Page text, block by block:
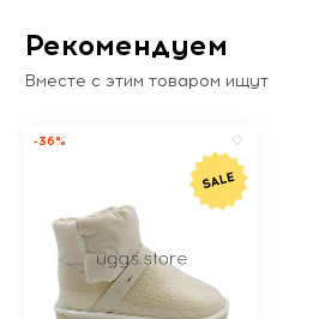
Рекомендуем
Вместе с этим товаром ищут
-36%